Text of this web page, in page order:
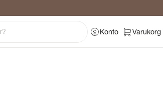
Konto Varukorg